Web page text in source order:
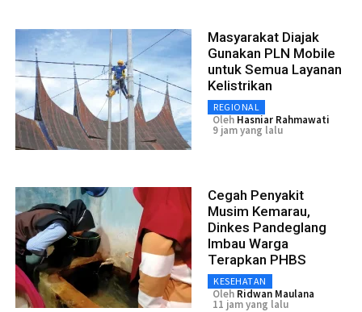
Masyarakat Diajak
Gunakan PLN Mobile
untuk Semua Layanan
Kelistrikan
REGIONAL
Oleh Hasniar Rahmawati
9 jam yang lalu
Cegah Penyakit
Musim Kemarau,
Dinkes Pandeglang
Imbau Warga
Terapkan PHBS
KESEHATAN
Oleh Ridwan Maulana
11 jam yang lalu